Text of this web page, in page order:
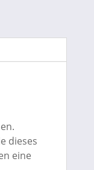
dieses
eine